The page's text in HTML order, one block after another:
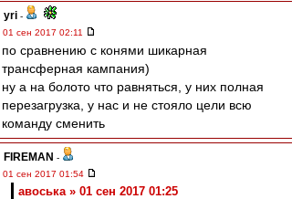
yri -
01 сен 2017 02:11
по сравнению с конями шикарная
трансферная кампания)
ну а на болото что равняться, у них полная
перезагрузка, у нас и не стояло цели всю
команду сменить
FIREMAN -
01 сен 2017 01:54
авоська » 01 сен 2017 01:25